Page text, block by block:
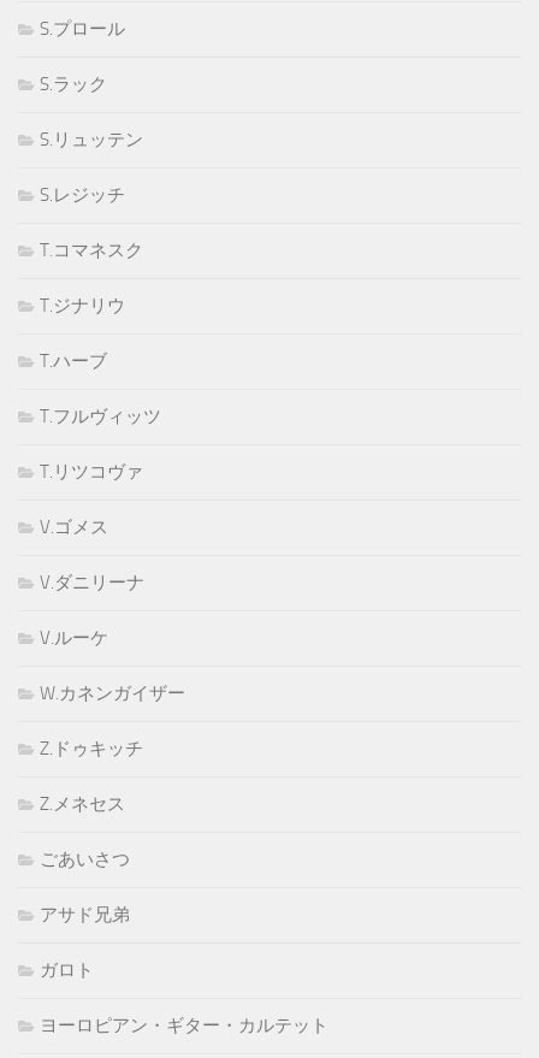
S.プロール
S.ラック
S.リュッテン
S.レジッチ
T.コマネスク
T.ジナリウ
T.ハーブ
T.フルヴィッツ
T.リツコヴァ
V.ゴメス
V.ダニリーナ
V.ルーケ
W.カネンガイザー
Z.ドゥキッチ
Z.メネセス
ごあいさつ
アサド兄弟
ガロト
ヨーロピアン・ギター・カルテット